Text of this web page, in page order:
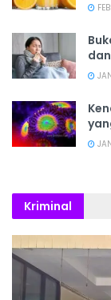
Kriminal